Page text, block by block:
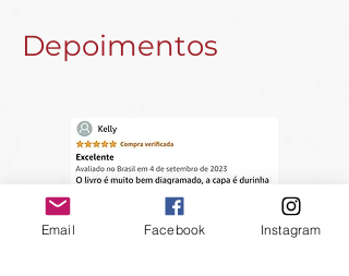
Depoimentos
Email Facebook Instagram